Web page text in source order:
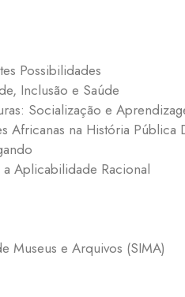
Possibilidades
Inclusão e Saúde
Socialização e
Africanas na História Pública
Aplicabilidade Racional
Museus e Arquivos (SIMA)